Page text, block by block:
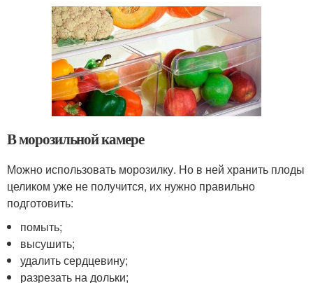
В морозильной камере
Можно использовать морозилку. Но в ней хранить плоды
целиком уже не получится, их нужно правильно
подготовить:
помыть;
высушить;
удалить сердцевину;
разрезать на дольки;